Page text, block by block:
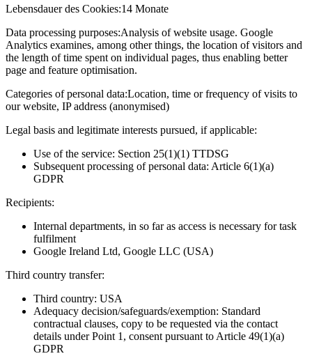
Lebensdauer des Cookies:14 Monate
Data processing purposes:Analysis of website usage. Google
Analytics examines, among other things, the location of visitors and
the length of time spent on individual pages, thus enabling better
page and feature optimisation.
Categories of personal data:Location, time or frequency of visits to
our website, IP address (anonymised)
Legal basis and legitimate interests pursued, if applicable:
Use of the service: Section 25(1)(1) TTDSG
Subsequent processing of personal data: Article 6(1)(a)
GDPR
Recipients:
Internal departments, in so far as access is necessary for task
fulfilment
Google Ireland Ltd, Google LLC (USA)
Third country transfer:
Third country: USA
Adequacy decision/safeguards/exemption: Standard
contractual clauses, copy to be requested via the contact
details under Point 1, consent pursuant to Article 49(1)(a)
GDPR